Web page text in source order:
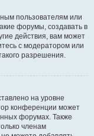
пользователям или
форумы, создавать в
действия, вам может
с модератором или
разрешения.
на уровне
конференции может
форумах. Также
членам